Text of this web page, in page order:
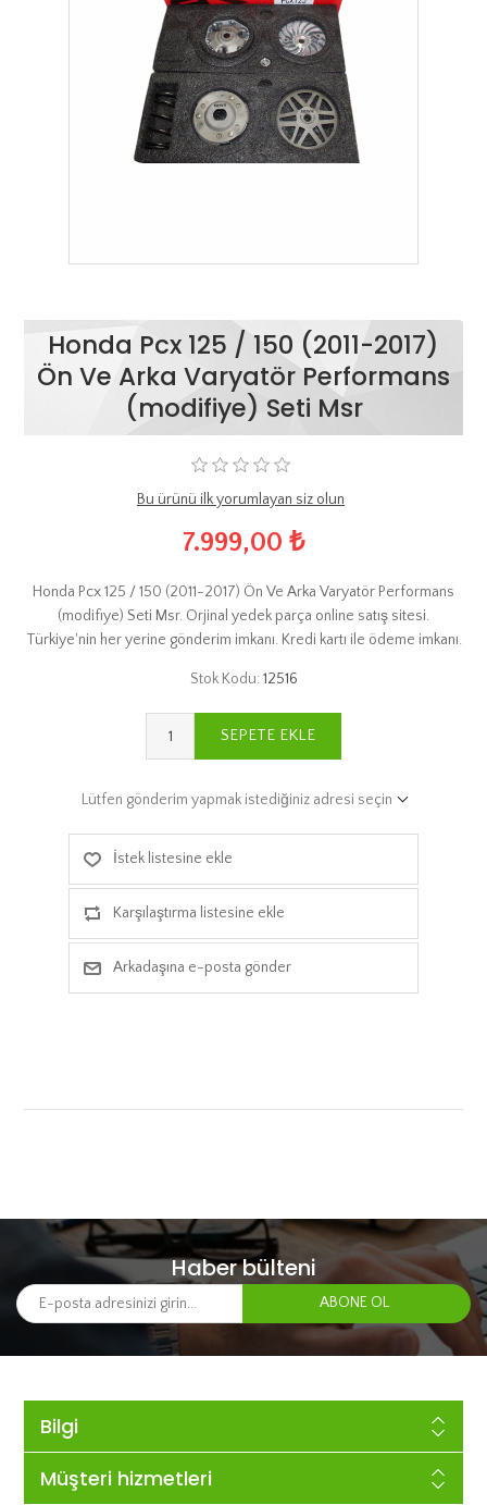
Honda Pcx 125 / 150 (2011-2017)
Ön Ve Arka Varyatör Performans
(modifiye) Seti Msr
Bu ürünü ilk yorumlayan siz olun
7.999,00 ₺
Honda Pcx 125 / 150 (2011-2017) Ön Ve Arka Varyatör Performans
(modifiye) Seti Msr. Orjinal yedek parça online satış sitesi.
Türkiye'nin her yerine gönderim imkanı. Kredi kartı ile ödeme imkanı.
Stok Kodu: 12516
SEPETE EKLE
Lütfen gönderim yapmak istediğiniz adresi seçin
İstek listesine ekle
Karşılaştırma listesine ekle
Arkadaşına e-posta gönder
Haber bülteni
Bilgi
Müşteri hizmetleri